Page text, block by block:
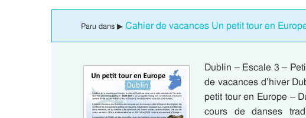
Paru dans ▶ Cahier de vacances Un petit tour en
Dublin – Escale 3 –
de vacances d’hiver
petit tour en Europe –
cours de danses